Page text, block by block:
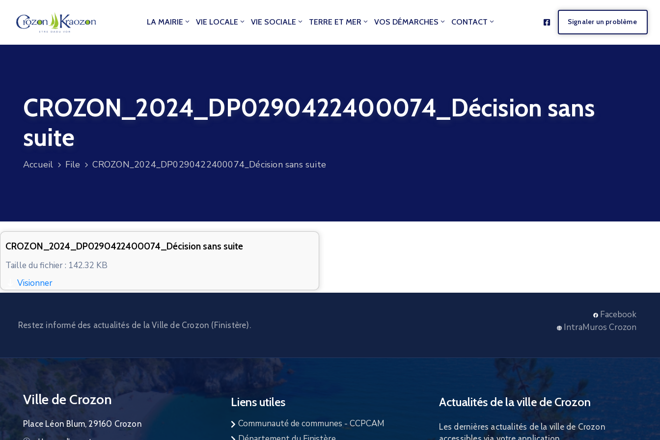
LA MAIRIE VIE LOCALE VIE SOCIALE TERRE ET MER VOS DÉMARCHES CONTACT Signaler un problème
CROZON_2024_DP0290422400074_Décision sans
suite
Accueil File CROZON_2024_DP0290422400074_Décision sans suite
CROZON_2024_DP0290422400074_Décision sans suite
Taille du fichier : 142.32 KB
Visionner
Restez informé des actualités de la Ville de Crozon (Finistère).
Facebook
IntraMuros Crozon
Ville de Crozon
Place Léon Blum, 29160 Crozon
Liens utiles
Communauté de communes - CCPCAM
Actualités de la ville de Crozon
Les dernières actualités de la ville de Crozon